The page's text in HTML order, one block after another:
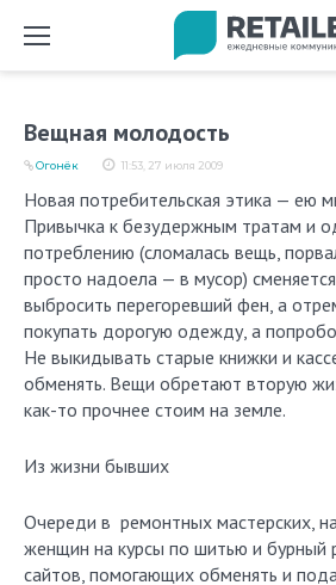
Вещная молодость
11:53, 27 июля 2009
Огонёк
Новая потребительская этика — ею мы обязаны кризису.
Привычка к безудержным тратам и
потреблению (сломалась вещь,
просто надоела — в мусор)
выбросить перегоревший фен, а
покупать дорогую одежду, а
Не выкидывать старые книжки и
обменять. Вещи обретают вторую
как-то прочнее стоим на земле.
Из жизни бывших
Очереди в ремонтных мастерских,
женщин на курсы по шитью и бурный
сайтов, помогающих обменять и